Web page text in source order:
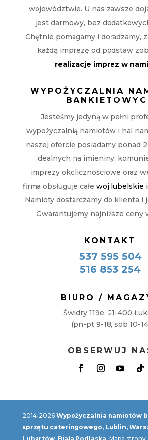
województwie. U nas zawsze
jest darmowy, bez
Chętnie pomagamy i doradzamy,
każdą imprezę od podstaw
realizacje imprez w
WYPOŻYCZALNIA
Jesteśmy jedyną w pełni
wypożyczalnią namiotów i hal
naszej ofercie posiadamy ponad
idealnych na imieniny,
imprezy okolicznościowe oraz
firma obsługuje całewoj lubelskie
Namioty dostarczamy do klienta i
Gwarantujemy najniższe ceny
KONTAKT
537 595 504
516 853 254
BIURO /
Świdry 119e, 21-400
(pn-pt 9-18, sob 10-
OBSERWUJ
2014-2026 Wypożyczalnia namiotów
sprzętu cateringowego, Lublin,
Lubartów, Biała Podlaska. Mapa strony